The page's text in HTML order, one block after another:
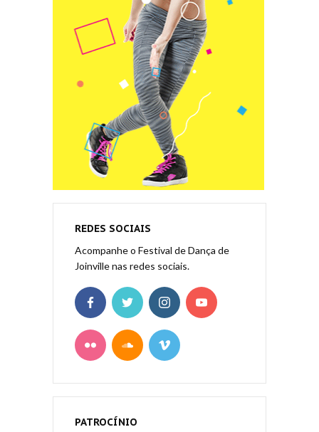
REDES SOCIAIS
Acompanhe o Festival de Dança de
Joinville nas redes sociais.
PATROCÍNIO